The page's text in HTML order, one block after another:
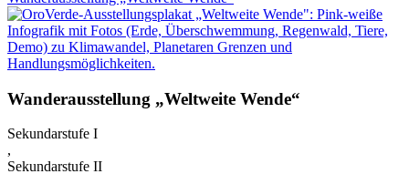
Wanderausstellung „Weltweite Wende“
Sekundarstufe I
,
Sekundarstufe II